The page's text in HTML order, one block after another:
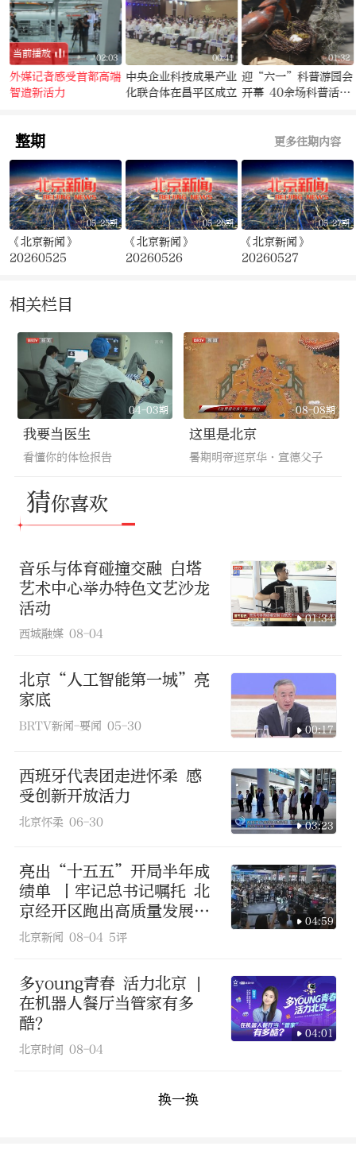
02:03
当前播放
外媒记者感受首都高端
智造新活力
00:41
中央企业科技成果产业
化联合体在昌平区成立
01:32
迎“六一”科普游园会
开幕 40余场科普活动
整期 更多往期内容
05-25期
《北京新闻》
20260525
05-26期
《北京新闻》
20260526
05-27期
《北京新闻》
20260527
相关栏目
04-03期
我要当医生
看懂你的体检报告
08-08期
这里是北京
暑期明帝逛京华·宣德父子
猜你喜欢
音乐与体育碰撞交融 白塔
艺术中心举办特色文艺沙龙
活动
西城融媒 08-04
01:34
北京“人工智能第一城”亮
家底
BRTV新闻-要闻 05-30 00:17
西班牙代表团走进怀柔 感
受创新开放活力
北京怀柔 06-30 03:23
亮出“十五五”开局半年成
绩单 丨牢记总书记嘱托 北
京经开区跑出高质量发展加
速度
北京新闻 08-04 5评
04:59
多young青春 活力北京 |
在机器人餐厅当管家有多
酷？
北京时间 08-04
04:01
换一换